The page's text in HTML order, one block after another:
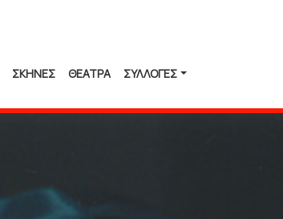
ΣΚΗΝΕΣ ΘΕΑΤΡΑ ΣΥΛΛΟΓΈΣ